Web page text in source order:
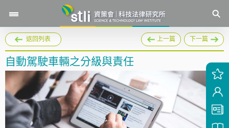
返回列表 上一篇 下一篇
自動駕駛車輛之分級與責任